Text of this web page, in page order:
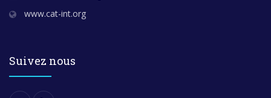
www.cat-int.org
Suivez nous